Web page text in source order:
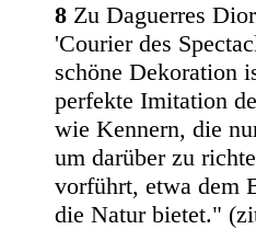
8 Zu Daguerres
'Courier des
schöne Dekoration
perfekte Imitation
wie Kennern, die
um darüber zu
vorführt, etwa dem
die Natur bietet."